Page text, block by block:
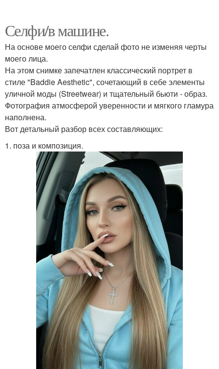
Селфи/в машине.
На основе моего селфи сделай фото не изменяя черты
моего лица.
На этом снимке запечатлен классический портрет в
стиле "Baddie Aesthetic", сочетающий в себе элементы
уличной моды (Streetwear) и тщательный бьюти - образ.
Фотография атмосферой уверенности и мягкого гламура
наполнена.
Вот детальный разбор всех составляющих:
1. поза и композиция.